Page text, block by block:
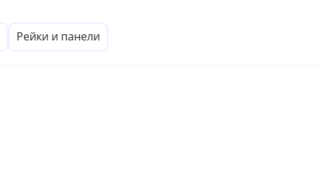
Рейки и панели